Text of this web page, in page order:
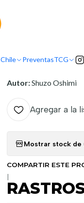
Chile PreventasTCG
Nombre original:Chi
Autor:Shuzo Oshimi
Agregar a la
Mostrar stock de
COMPARTIR ESTE